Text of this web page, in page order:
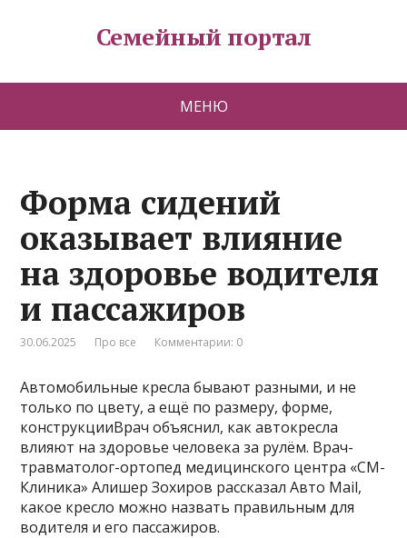
Семейный портал
МЕНЮ
Форма сидений
оказывает влияние
на здоровье водителя
и пассажиров
30.06.2025 Про все Комментарии: 0
Автомобильные кресла бывают разными, и не
только по цвету, а ещё по размеру, форме,
конструкцииВрач объяснил, как автокресла
влияют на здоровье человека за рулём. Врач-
травматолог-ортопед медицинского центра «СМ-
Клиника» Алишер Зохиров рассказал Авто Mail,
какое кресло можно назвать правильным для
водителя и его пассажиров.